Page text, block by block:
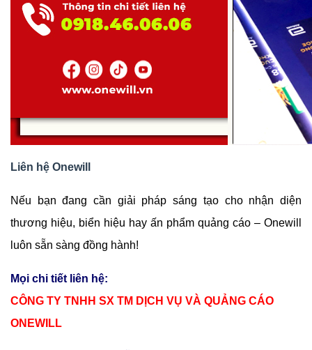
Liên hệ Onewill
Nếu bạn đang cần giải pháp sáng tạo cho nhận diện
thương hiệu, biển hiệu hay ấn phẩm quảng cáo – Onewill
luôn sẵn sàng đồng hành!
Mọi chi tiết liên hệ:
CÔNG TY TNHH SX TM DỊCH VỤ VÀ QUẢNG CÁO
ONEWILL